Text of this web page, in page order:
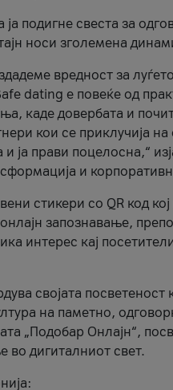
подигне свеста за
носи зголемена
вредност за
dating е повеќе од
каде довербата и
кои се приклучија
ја прави поцелосна,“
и
стикери со QR код
запознавање,
интерес кај
својата
на паметно,
„Подобар Онлајн“,
во дигиталниот свет.